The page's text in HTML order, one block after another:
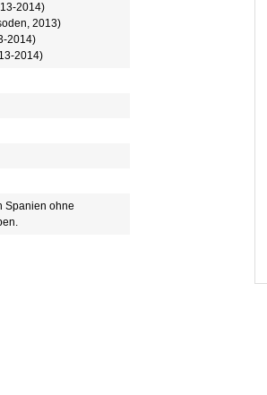
2014)
2013)
2014)
2014)
Spanien ohne